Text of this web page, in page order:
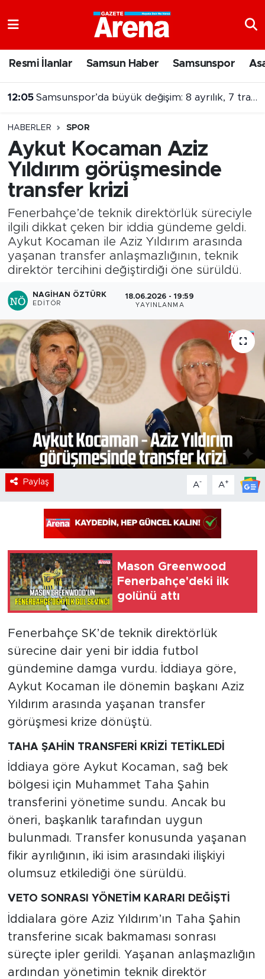
Resmi İlanlar Samsun Haber Samsunspor
12:05 Samsunspor’da büyük değişim: 8 ayrılık, 7 transfer
HABERLER SPOR
Aykut Kocaman Aziz
Yıldırım görüşmesinde
transfer krizi
Fenerbahçe’de teknik direktörlük süreciyle
ilgili dikkat çeken bir iddia gündeme geldi.
Aykut Kocaman ile Aziz Yıldırım arasında
yaşanan transfer anlaşmazlığının, teknik
direktör tercihini değiştirdiği öne sürüldü.
NAGIHAN ÖZTÜRK
EDITÖR
18.06.2026 - 19:59
YAYINLANMA
Paylaş A- A+
Mason Greenwood
Fenerbahçe'deki ilk
golünü attı
Fenerbahçe SK’de teknik direktörlük
sürecine dair yeni bir iddia futbol
gündemine damga vurdu. İddiaya göre,
Aykut Kocaman ile dönemin başkanı Aziz
Yıldırım arasında yaşanan transfer
görüşmesi krize dönüştü.
TAHA ŞAHİN TRANSFERİ KRİZİ TETİKLEDİ
İddiaya göre Aykut Kocaman, sağ bek
bölgesi için Muhammet Taha Şahin
transferini yönetime sundu. Ancak bu
öneri, başkanlık tarafından uygun
bulunmadı. Transfer konusunda yaşanan
fikir ayrılığının, iki isim arasındaki ilişkiyi
olumsuz etkilediği öne sürüldü.
VETO SONRASI YÖNETİM KARARI DEĞİŞTİ
İddialara göre Aziz Yıldırım’ın Taha Şahin
transferine sıcak bakmaması sonrası
süreçte ipler gerildi. Yaşanan anlaşmazlığın
ardından yönetimin teknik direktör
Samsun Namaz Vakitleri
Süper Lig Puan Durumu ve Fikstür
Tüm Manşetler
Son Dakika Haberleri
Haber Arşivi